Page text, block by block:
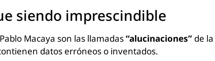
siendo imprescindible
Macaya son las llamadas“alucinaciones”de la
datos erróneos o inventados.